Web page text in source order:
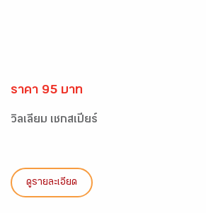
ราคา 95 บาท
วิลเลียม เชกสเปียร์
ดูรายละเอียด